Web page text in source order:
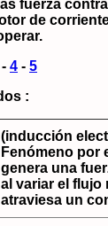
fuerza
de
- 4 - 5
:
(inducción
Fenómeno por
genera una
al variar el flujo
atraviesa un